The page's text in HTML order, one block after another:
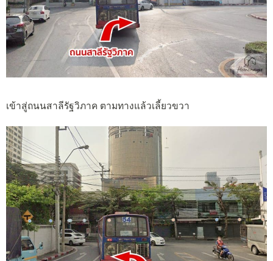
เข้าสู่ถนนสาลีรัฐวิภาค ตามทางแล้วเลี้ยวขวา